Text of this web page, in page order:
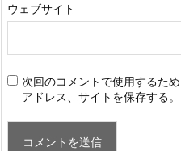
ウェブサイト
次回のコメントで使用するた
アドレス、サイトを保存する。